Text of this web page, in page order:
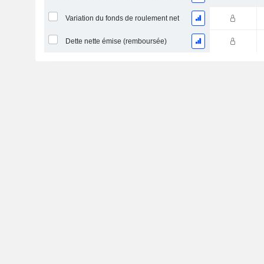
Variation du fonds de roulement net
Dette nette émise (remboursée)